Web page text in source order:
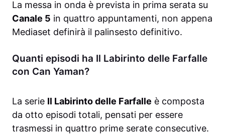
La messa in onda è prevista in prima serata su
Canale 5 in quattro appuntamenti, non appena
Mediaset definirà il palinsesto definitivo.
Quanti episodi ha Il Labirinto delle Farfalle
con Can Yaman?
La serie Il Labirinto delle Farfalle è composta
da otto episodi totali, pensati per essere
trasmessi in quattro prime serate consecutive.